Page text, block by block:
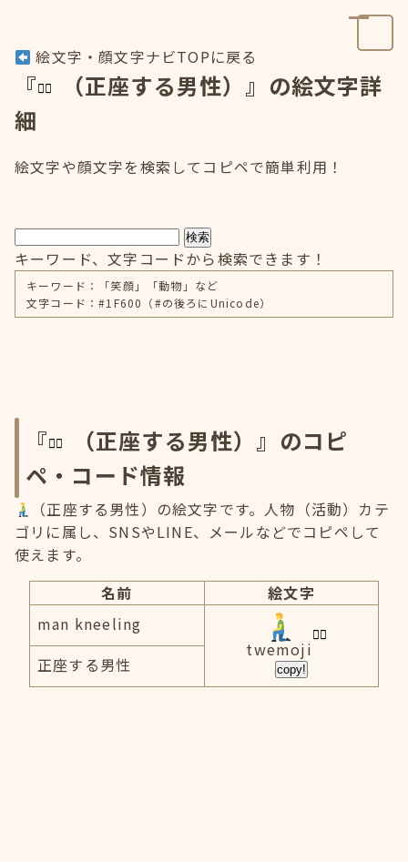
絵文字・顔文字ナビTOPに戻る
『
（正座する男性）』の絵文字詳
細
絵文字や顔文字を検索してコピペで簡単利用！
検索
キーワード、文字コードから検索できます！
キーワード：「笑顔」「動物」など
文字コード：#1F600（#の後ろにUnicode）
『
（正座する男性）』のコピ
ペ・コード情報
（正座する男性）の絵文字です。人物（活動）カテ
ゴリに属し、SNSやLINE、メールなどでコピペして
使えます。
名前
絵文字
man kneeling
twemoji
copy!
正座する男性